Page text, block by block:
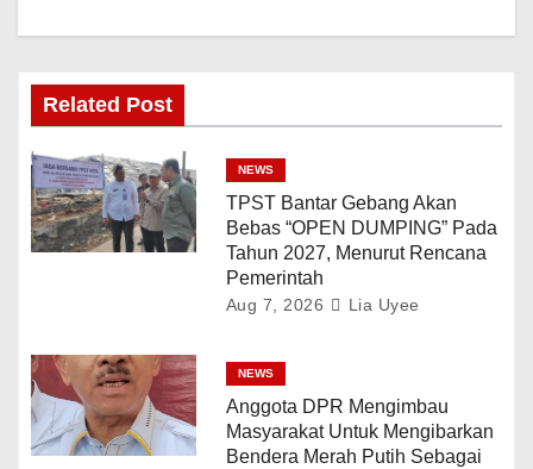
Related Post
NEWS
TPST Bantar Gebang Akan
Bebas “OPEN DUMPING” Pada
Tahun 2027, Menurut Rencana
Pemerintah
Aug 7, 2026 Lia Uyee
NEWS
Anggota DPR Mengimbau
Masyarakat Untuk Mengibarkan
Bendera Merah Putih Sebagai